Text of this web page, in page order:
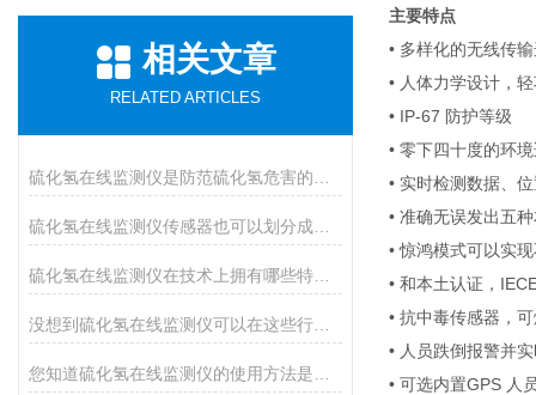
相关文章
RELATED ARTICLES
主要特点
• 多样化的无线传
• 人体力学设计，
• IP-67 防护等级
• 零下四十度的环
• 实时检测数据、
• 准确无误发出五
• 惊鸿模式可以实
• 和本土认证，
• 抗中毒传感器，
• 人员跌倒报警并
• 可选内置GPS 人